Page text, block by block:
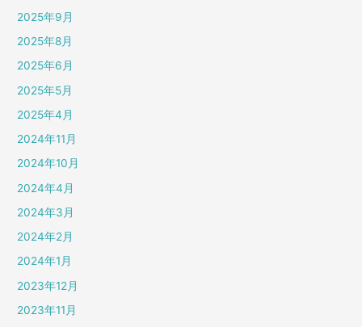
2025年9月
2025年8月
2025年6月
2025年5月
2025年4月
2024年11月
2024年10月
2024年4月
2024年3月
2024年2月
2024年1月
2023年12月
2023年11月